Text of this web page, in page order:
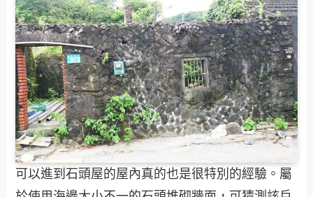
可以進到石頭屋的屋內真的也是很特別的經驗。屬